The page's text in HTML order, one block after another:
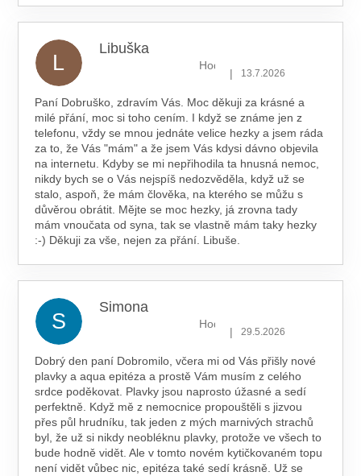
L
Libuška
Hodnocení obchodu je 5 z 5
| 13.7.2026
Paní Dobruško, zdravím Vás. Moc děkuji za krásné a
milé přání, moc si toho cením. I když se známe jen z
telefonu, vždy se mnou jednáte velice hezky a jsem ráda
za to, že Vás "mám" a že jsem Vás kdysi dávno objevila
na internetu. Kdyby se mi nepřihodila ta hnusná nemoc,
nikdy bych se o Vás nejspíš nedozvěděla, když už se
stalo, aspoň, že mám člověka, na kterého se můžu s
důvěrou obrátit. Mějte se moc hezky, já zrovna tady
mám vnoučata od syna, tak se vlastně mám taky hezky
:-) Děkuji za vše, nejen za přání. Libuše.
S
Simona
Hodnocení obchodu je 5 z 5
| 29.5.2026
Dobrý den paní Dobromilo, včera mi od Vás přišly nové
plavky a aqua epitéza a prostě Vám musím z celého
srdce poděkovat. Plavky jsou naprosto úžasné a sedí
perfektně. Když mě z nemocnice propouštěli s jizvou
přes půl hrudníku, tak jeden z mých marnivých strachů
byl, že už si nikdy neobléknu plavky, protože ve všech to
bude hodně vidět. Ale v tomto novém kytičkovaném topu
není vidět vůbec nic, epitéza také sedí krásně. Už se